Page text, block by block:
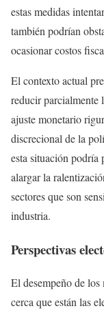
estas medidas
también podrían
ocasionar costos
El contexto actual
reducir parcialmente
ajuste monetario
discrecional de la
esta situación
alargar la
sectores que son
industria.
Perspectivas
El desempeño de los
cerca que están las